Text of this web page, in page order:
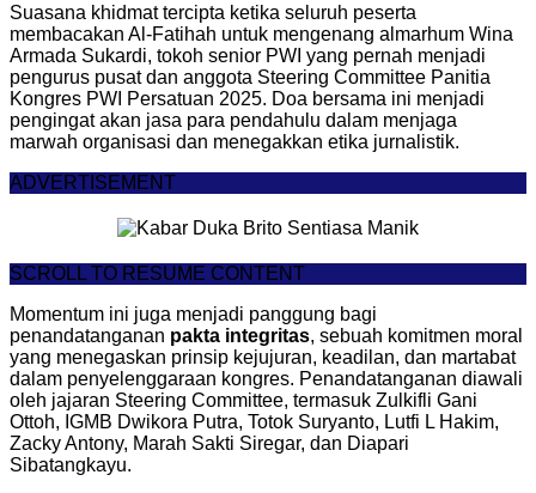
Suasana khidmat tercipta ketika seluruh peserta
membacakan Al-Fatihah untuk mengenang almarhum Wina
Armada Sukardi, tokoh senior PWI yang pernah menjadi
pengurus pusat dan anggota Steering Committee Panitia
Kongres PWI Persatuan 2025. Doa bersama ini menjadi
pengingat akan jasa para pendahulu dalam menjaga
marwah organisasi dan menegakkan etika jurnalistik.
ADVERTISEMENT
SCROLL TO RESUME CONTENT
Momentum ini juga menjadi panggung bagi
penandatanganan pakta integritas, sebuah komitmen moral
yang menegaskan prinsip kejujuran, keadilan, dan martabat
dalam penyelenggaraan kongres. Penandatanganan diawali
oleh jajaran Steering Committee, termasuk Zulkifli Gani
Ottoh, IGMB Dwikora Putra, Totok Suryanto, Lutfi L Hakim,
Zacky Antony, Marah Sakti Siregar, dan Diapari
Sibatangkayu.